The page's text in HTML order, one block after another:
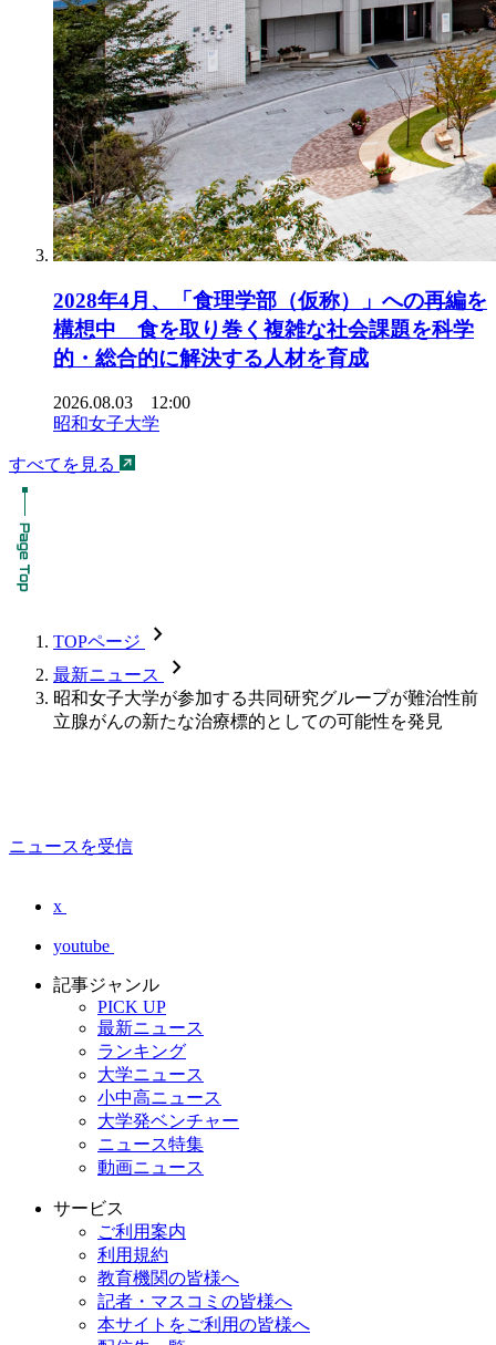
2028年4月、「食理学部（仮称）」への再編を
構想中 食を取り巻く複雑な社会課題を科学
的・総合的に解決する人材を育成
2026.08.03 12:00
昭和女子大学
すべてを見る
TOPページ chevron_forward
最新ニュース chevron_forward
昭和女子大学が参加する共同研究グループが難治性前
立腺がんの新たな治療標的としての可能性を発見
ニュースを受信
x
youtube
記事ジャンル
PICK UP
最新ニュース
ランキング
大学ニュース
小中高ニュース
大学発ベンチャー
ニュース特集
動画ニュース
サービス
ご利用案内
利用規約
教育機関の皆様へ
記者・マスコミの皆様へ
本サイトをご利用の皆様へ